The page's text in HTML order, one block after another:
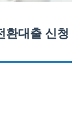
환대출 신청